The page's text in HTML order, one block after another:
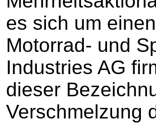
es sich um
Motorrad- und
Industries AG
dieser
Verschmelzung